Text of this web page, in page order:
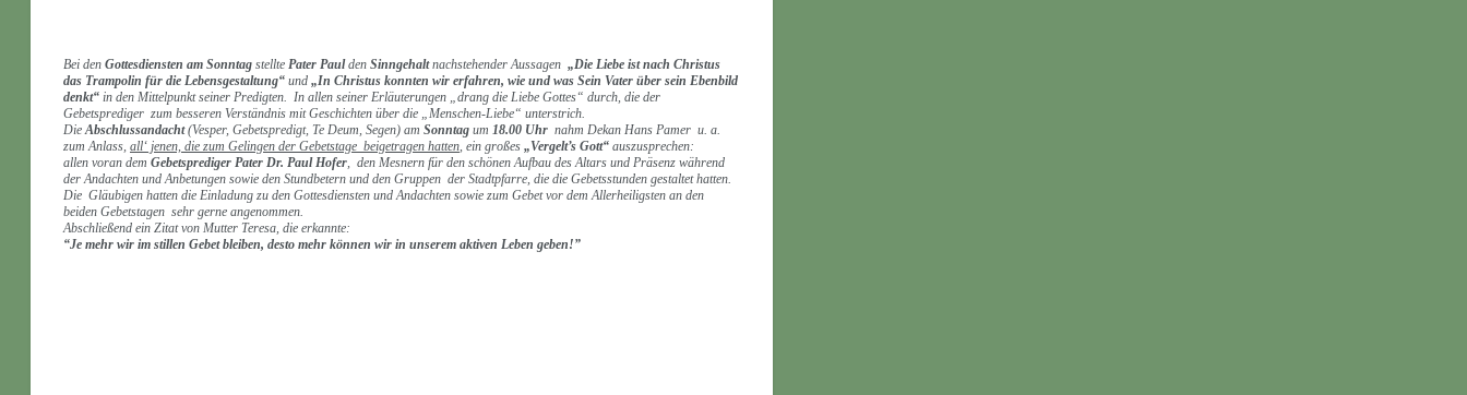
Bei den Gottesdiensten am Sonntag stellte Pater Paulden Sinngehaltnachstehender Aussagen „Die Liebe ist nach Christus
das Trampolin für die Lebensgestaltung“ und „In Christus konnten wir erfahren, wie und was Sein Vater über sein Ebenbild
denkt“ in den Mittelpunkt seiner Predigten. In allen seiner Erläuterungen „drang die Liebe Gottes“ durch, die der
Gebetsprediger zum besseren Verständnis mit Geschichten über die „Menschen-Liebe“ unterstrich.
Die Abschlussandacht(Vesper, Gebetspredigt, Te Deum, Segen) am Sonntag um 18.00 Uhr nahm Dekan Hans Pamer u. a.
zum Anlass, all‘ jenen, die zum Gelingen der Gebetstage beigetragen hatten , ein großes „Vergelt’s Gott“ auszusprechen:
allen voran dem Gebetsprediger Pater Dr. Paul Hofer , den Mesnern für den schönen Aufbau des Altars und Präsenz während
der Andachten und Anbetungen sowie den Stundbetern und den Gruppen der Stadtpfarre, die die Gebetsstunden gestaltet hatten.
Die Gläubigen hatten die Einladung zu den Gottesdiensten und Andachten sowie zum Gebet vor dem Allerheiligsten an den
beiden Gebetstagen sehr gerne angenommen.
Abschließend ein Zitat von Mutter Teresa, die erkannte:
“Je mehr wir im stillen Gebet bleiben, desto mehr können wir in unserem aktiven Leben geben!”